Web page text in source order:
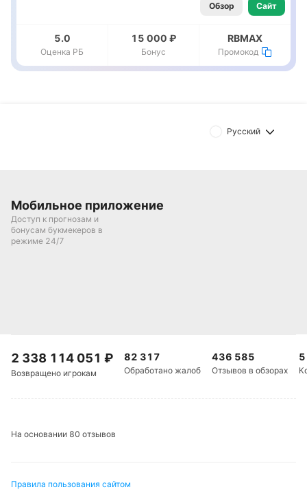
Обзор Сайт
5.0
Оценка РБ
15 000 ₽
Бонус
RBMAX
Промокод
Русский
Мобильное приложение
Доступ к прогнозам и
бонусам букмекеров в
режиме 24/7
2 338 114 051 ₽
Возвращено игрокам
82 317
Обработано жалоб
436 585
Отзывов в обзорах
На основании 80 отзывов
Правила пользования сайтом